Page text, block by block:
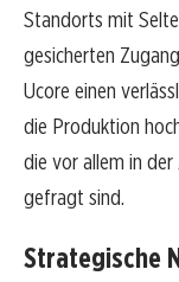
Standorts mit
gesicherten
Ucore einen
die Produktion
die vor allem in
gefragt sind.
Strategische